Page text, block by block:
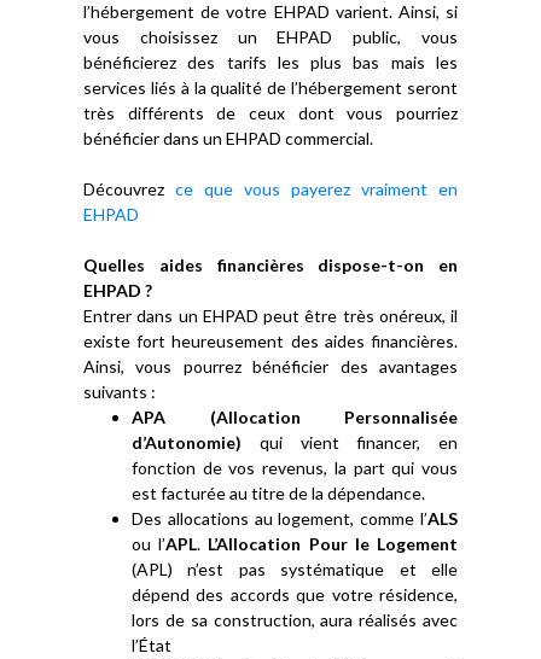
l’hébergement de votre EHPAD varient. Ainsi, si
vous choisissez un EHPAD public, vous
bénéficierez des tarifs les plus bas mais les
services liés à la qualité de l’hébergement seront
très différents de ceux dont vous pourriez
bénéficier dans un EHPAD commercial.
Découvrez ce que vous payerez vraiment en
EHPAD
Quelles aides financières dispose-t-on en
EHPAD ?
Entrer dans un EHPAD peut être très onéreux, il
existe fort heureusement des aides financières.
Ainsi, vous pourrez bénéficier des avantages
suivants :
APA (Allocation Personnalisée
d’Autonomie) qui vient financer, en
fonction de vos revenus, la part qui vous
est facturée au titre de la dépendance.
Des allocations au logement, comme l’ALS
ou l’APL. L’Allocation Pour le Logement
(APL) n’est pas systématique et elle
dépend des accords que votre résidence,
lors de sa construction, aura réalisés avec
l’État